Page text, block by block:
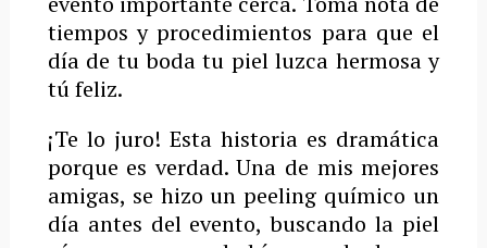
tiempos y procedimientos para que el
día de tu boda tu piel luzca hermosa y
tú feliz.
¡Te lo juro! Esta historia es dramática
porque es verdad. Una de mis mejores
amigas, se hizo un peeling químico un
día antes del evento, buscando la piel